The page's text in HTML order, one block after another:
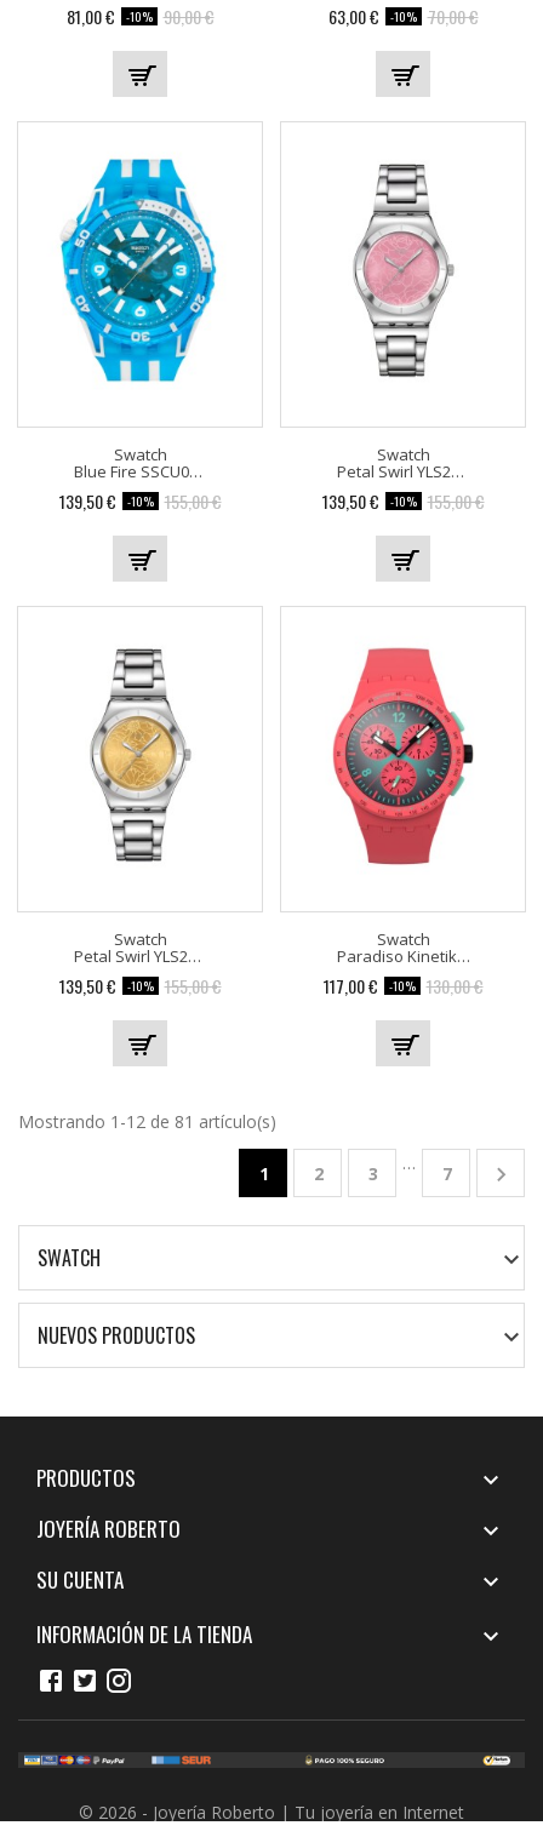
81,00 € -10% 90,00 € 63,00 € -10% 70,00 €
Swatch
Blue Fire SSCU09S100
139,50 € -10% 155,00 €
Swatch
Petal Swirl YLS234G
139,50 € -10% 155,00 €
Swatch
Petal Swirl YLS236G
139,50 € -10% 155,00 €
Swatch
Paradiso Kinetiko SUSP100
117,00 € -10% 130,00 €
Mostrando 1-12 de 81 artículo(s)
1 2 3 … 7 
SWATCH 
NUEVOS PRODUCTOS 
PRODUCTOS 
JOYERÍA ROBERTO 
SU CUENTA 
INFORMACIÓN DE LA TIENDA 
© 2026 - Joyería Roberto | Tu joyería en Internet